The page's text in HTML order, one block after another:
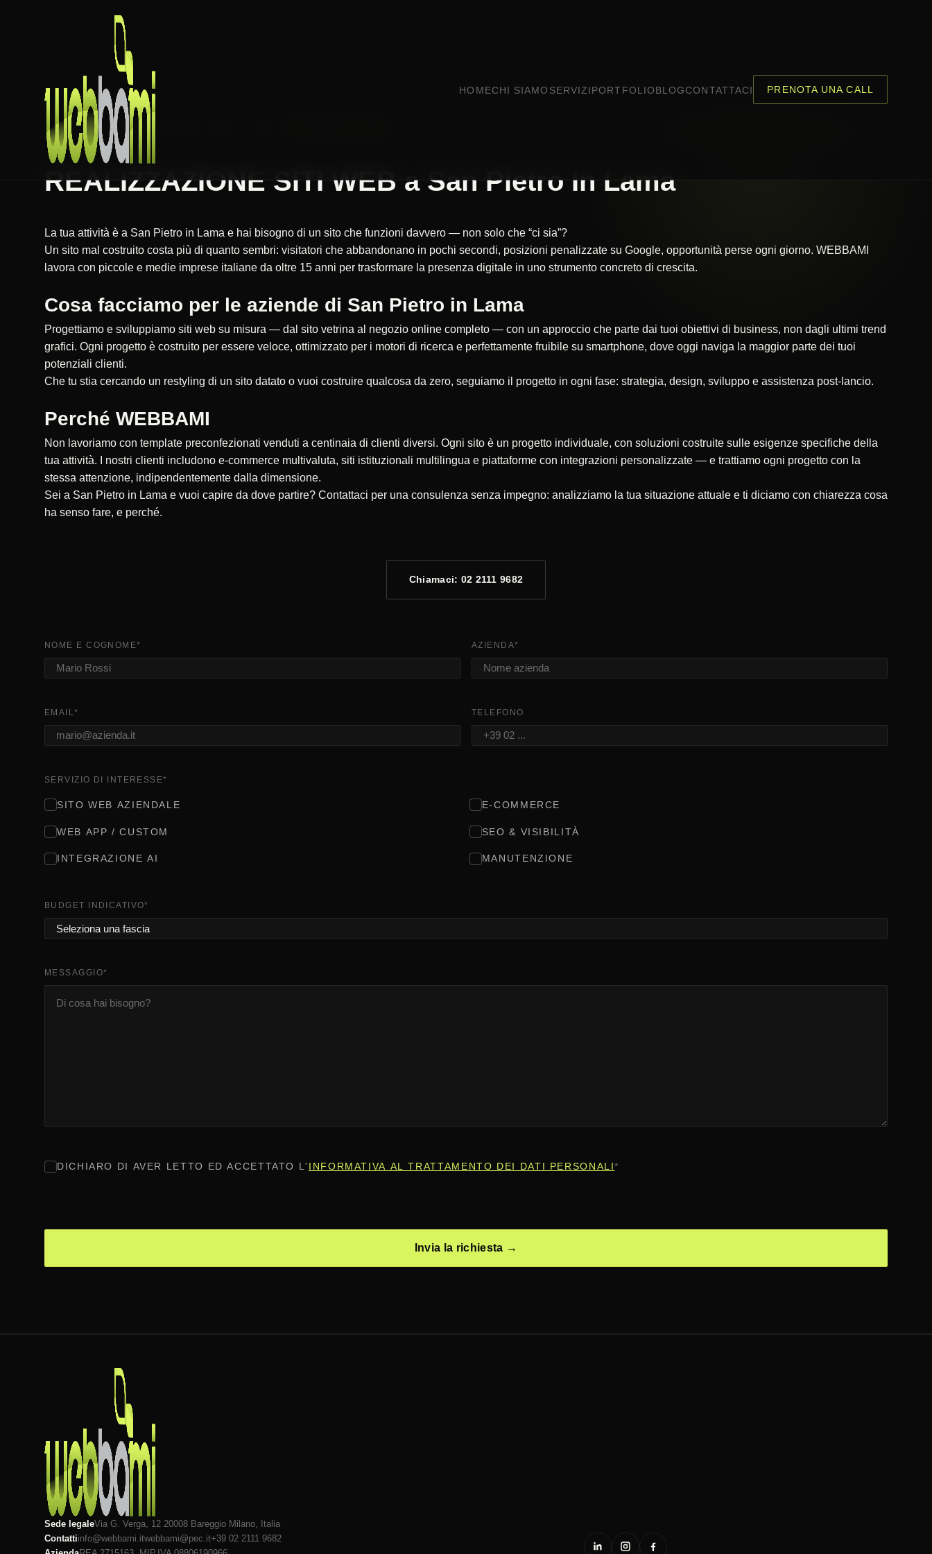
HOMECHI SIAMO SERVIZI PORTFOLIO BLOGCONTATTACI PRENOTA UNA CALL
HOME REALIZZAZIONE SITI WEB
REALIZZAZIONE SITI WEB a San Pietro In Lama
La tua attività è a San Pietro in Lama e hai bisogno di un sito che funzioni davvero — non solo che “ci sia”?
Un sito mal costruito costa più di quanto sembri: visitatori che abbandonano in pochi secondi, posizioni penalizzate su Google, opportunità perse ogni giorno. WEBBAMI
lavora con piccole e medie imprese italiane da oltre 15 anni per trasformare la presenza digitale in uno strumento concreto di crescita.
Cosa facciamo per le aziende di San Pietro in Lama
Progettiamo e sviluppiamo siti web su misura — dal sito vetrina al negozio online completo — con un approccio che parte dai tuoi obiettivi di business, non dagli ultimi trend
grafici. Ogni progetto è costruito per essere veloce, ottimizzato per i motori di ricerca e perfettamente fruibile su smartphone, dove oggi naviga la maggior parte dei tuoi
potenziali clienti.
Che tu stia cercando un restyling di un sito datato o vuoi costruire qualcosa da zero, seguiamo il progetto in ogni fase: strategia, design, sviluppo e assistenza post-lancio.
Perché WEBBAMI
Non lavoriamo con template preconfezionati venduti a centinaia di clienti diversi. Ogni sito è un progetto individuale, con soluzioni costruite sulle esigenze specifiche della
tua attività. I nostri clienti includono e-commerce multivaluta, siti istituzionali multilingua e piattaforme con integrazioni personalizzate — e trattiamo ogni progetto con la
stessa attenzione, indipendentemente dalla dimensione.
Sei a San Pietro in Lama e vuoi capire da dove partire? Contattaci per una consulenza senza impegno: analizziamo la tua situazione attuale e ti diciamo con chiarezza cosa
ha senso fare, e perché.
Chiamaci: 02 2111 9682
NOME E COGNOME* AZIENDA*
EMAIL* TELEFONO
SERVIZIO DI INTERESSE*
SITO WEB AZIENDALE E-COMMERCE
WEB APP / CUSTOM SEO & VISIBILITÀ
INTEGRAZIONE AI MANUTENZIONE
BUDGET INDICATIVO*
MESSAGGIO*
CONSENSO*
DICHIARO DI AVER LETTO ED ACCETTATO L' INFORMATIVA AL TRATTAMENTO DEI DATI PERSONALI*
Sede legaleVia G. Verga, 12 20008 Bareggio Milano , Italia
Contattiinfo@webbami.itwebbami@pec.it+39 02 2111 9682